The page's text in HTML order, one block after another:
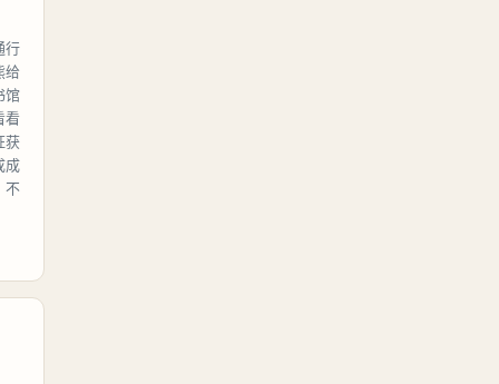
行
给
馆
看
获
成
不